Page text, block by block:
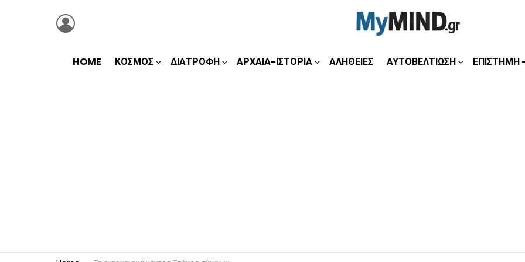
HOME ΚΌΣΜΟΣ ΔΙΑΤΡΟΦΉ ΑΡΧΑΊΑ-ΙΣΤΟΡΊΑ ΑΛΉΘΕΙΕΣ ΑΥΤΟΒΕΛΤΊΩΣΗ ΕΠΙΣΤΉΜΗ